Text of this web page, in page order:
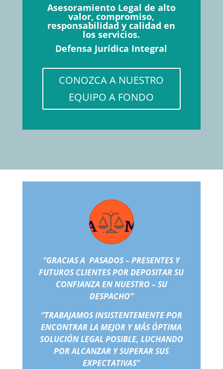
Asesoramiento Legal de alto
valor, compromiso,
responsabilidad y calidad en
los servicios.
Defensa Jurídica Integral
CONOZCA A NUESTRO
EQUIPO A FONDO
“GRACIAS A PASADOS – PRESENTES Y
FUTUROS CLIENTES POR DEPOSITAR SU
CONFIANZA EN NUESTRO – SU
DESPACHO”
“TRABAJAMOS INSISTENTEMENTE POR
ENCONTRAR LA MEJOR Y MÁS ÓPTIMA
SOLUCIÓN LEGAL POSIBLE, LUCHANDO
POR ALCANZAR Y SUPERAR SUS
EXPECTATIVAS”